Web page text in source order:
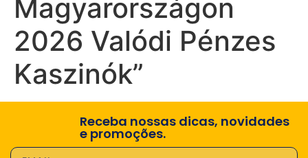
Magyarországon
2026 Valódi Pénzes
Kaszinók”
Receba nossas dicas, novidades
e promoções.